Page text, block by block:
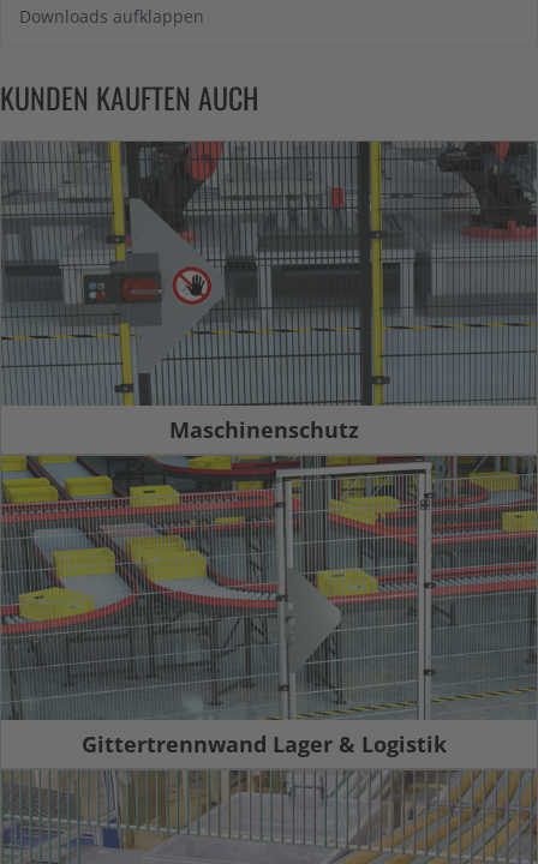
Downloads aufklappen
KUNDEN KAUFTEN AUCH
Maschinenschutz
Gittertrennwand Lager & Logistik